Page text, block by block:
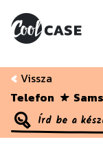
Vissza
Telefon